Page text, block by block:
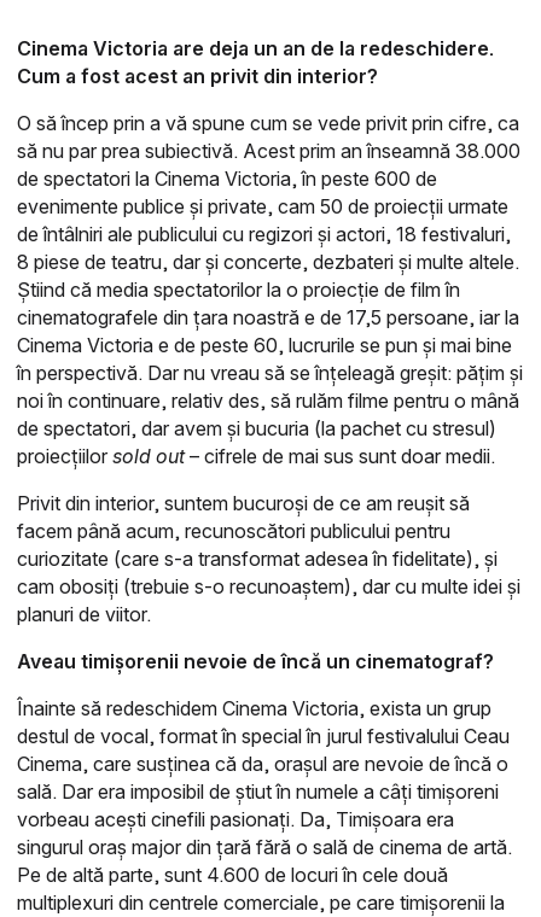
Cinema Victoria are deja un an de la redeschidere.
Cum a fost acest an privit din interior?
O să încep prin a vă spune cum se vede privit prin cifre, ca
să nu par prea subiectivă. Acest prim an înseamnă 38.000
de spectatori la Cinema Victoria, în peste 600 de
evenimente publice și private, cam 50 de proiecții urmate
de întâlniri ale publicului cu regizori și actori, 18 festivaluri,
8 piese de teatru, dar și concerte, dezbateri și multe altele.
Știind că media spectatorilor la o proiecție de film în
cinematografele din țara noastră e de 17,5 persoane, iar la
Cinema Victoria e de peste 60, lucrurile se pun și mai bine
în perspectivă. Dar nu vreau să se înțeleagă greșit: pățim și
noi în continuare, relativ des, să rulăm filme pentru o mână
de spectatori, dar avem și bucuria (la pachet cu stresul)
proiecțiilor sold out– cifrele de mai sus sunt doar medii.
Privit din interior, suntem bucuroși de ce am reușit să
facem până acum, recunoscători publicului pentru
curiozitate (care s-a transformat adesea în fidelitate), și
cam obosiți (trebuie s-o recunoaștem), dar cu multe idei și
planuri de viitor.
Aveau timișorenii nevoie de încă un cinematograf?
Înainte să redeschidem Cinema Victoria, exista un grup
destul de vocal, format în special în jurul festivalului Ceau
Cinema, care susținea că da, orașul are nevoie de încă o
sală. Dar era imposibil de știut în numele a câți timișoreni
vorbeau acești cinefili pasionați. Da, Timișoara era
singurul oraș major din țară fără o sală de cinema de artă.
Pe de altă parte, sunt 4.600 de locuri în cele două
multiplexuri din centrele comerciale, pe care timișorenii la